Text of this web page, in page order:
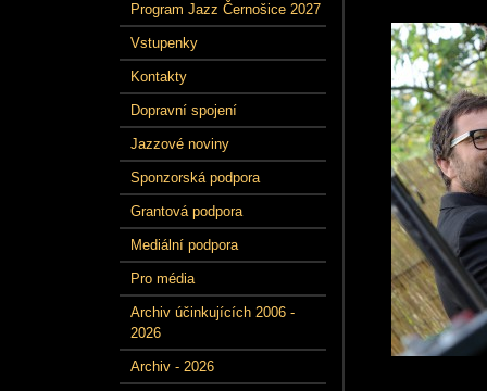
Program Jazz Černošice 2027
Vstupenky
Kontakty
Dopravní spojení
Jazzové noviny
Sponzorská podpora
Grantová podpora
Mediální podpora
Pro média
Archiv účinkujících 2006 -
2026
Archiv - 2026